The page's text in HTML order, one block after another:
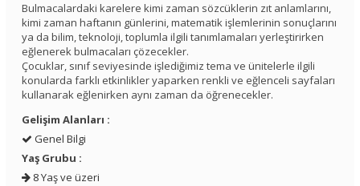
Bulmacalardaki karelere kimi zaman sözcüklerin zıt anlamlarını,
kimi zaman haftanın günlerini, matematik işlemlerinin sonuçlarını
ya da bilim, teknoloji, toplumla ilgili tanımlamaları yerleştirirken
eğlenerek bulmacaları çözecekler.
Çocuklar, sınıf seviyesinde işlediğimiz tema ve ünitelerle ilgili
konularda farklı etkinlikler yaparken renkli ve eğlenceli sayfaları
kullanarak eğlenirken aynı zaman da öğrenecekler.
Gelişim Alanları :
Genel Bilgi
Yaş Grubu :
8 Yaş ve üzeri